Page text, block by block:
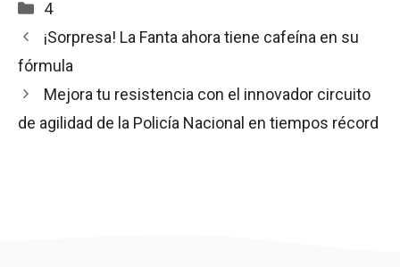
Categorías
4
¡Sorpresa! La Fanta ahora tiene cafeína en su
fórmula
Mejora tu resistencia con el innovador circuito
de agilidad de la Policía Nacional en tiempos récord